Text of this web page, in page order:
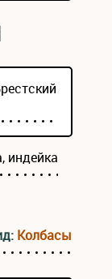
индейка
Колбасы